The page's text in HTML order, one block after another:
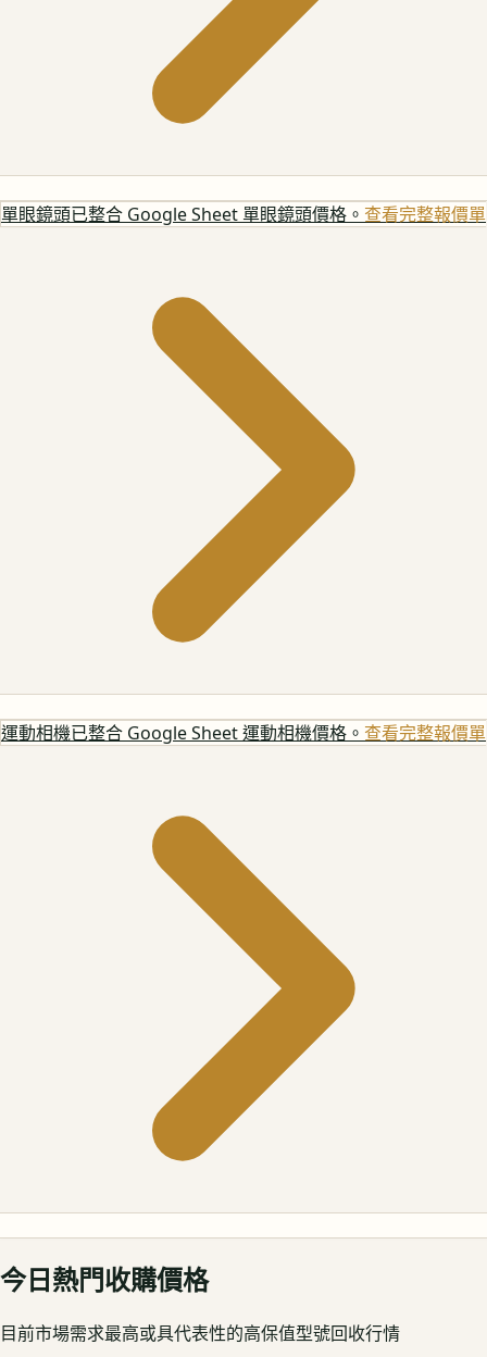
單眼鏡頭已整合 Google Sheet 單眼鏡頭價格。 查看完整報價單
運動相機已整合 Google Sheet 運動相機價格。 查看完整報價單
今日熱門收購價格
目前市場需求最高或具代表性的高保值型號回收行情